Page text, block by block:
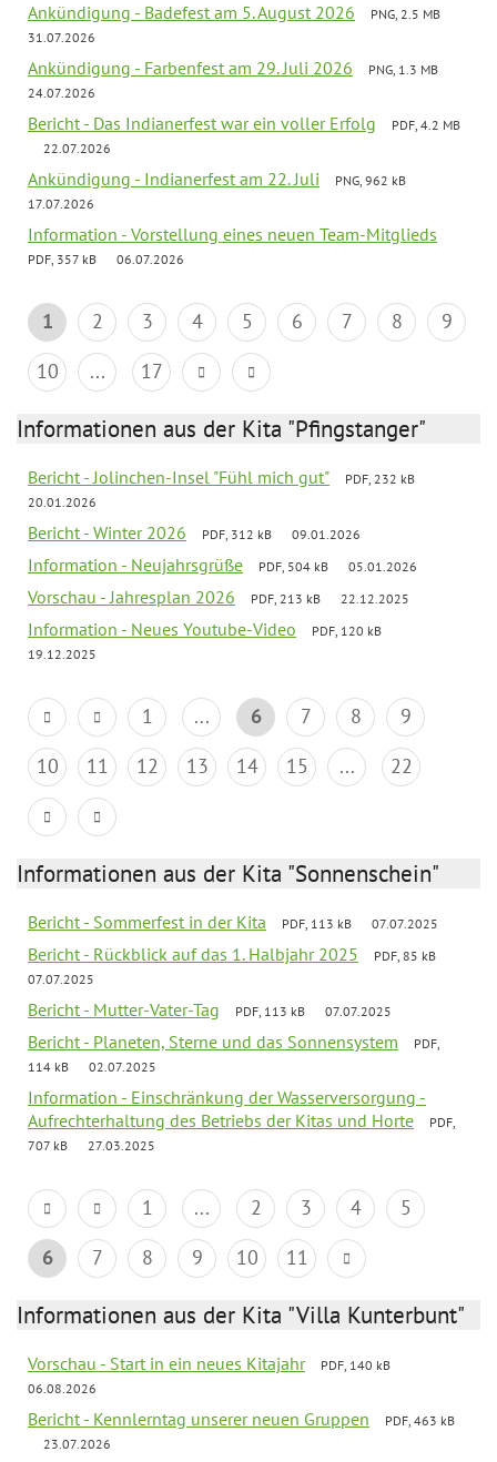
Ankündigung - Badefest am 5. August 2026
PNG, 2.5 MB
31.07.2026
Ankündigung - Farbenfest am 29. Juli 2026
PNG, 1.3 MB
24.07.2026
Bericht - Das Indianerfest war ein voller Erfolg
PDF, 4.2 MB
22.07.2026
Ankündigung - Indianerfest am 22. Juli
PNG, 962 kB
17.07.2026
Information - Vorstellung eines neuen Team-Mitglieds
PDF, 357 kB 06.07.2026
1 2 3 4 5 6 7 8
9
10
... 17
Informationen aus der Kita "Pfingstanger"
Bericht - Jolinchen-Insel "Fühl mich gut"
PDF, 232 kB
20.01.2026
Bericht - Winter 2026 PDF, 312 kB 09.01.2026
Information - Neujahrsgrüße PDF, 504 kB 05.01.2026
Vorschau - Jahresplan 2026 PDF, 213 kB 22.12.2025
Information - Neues Youtube-Video
PDF, 120 kB
19.12.2025
1 ... 6 7 8
9
10
11 12 13 14 15 ... 22
Informationen aus der Kita "Sonnenschein"
Bericht - Sommerfest in der Kita PDF, 113 kB 07.07.2025
Bericht - Rückblick auf das 1. Halbjahr 2025
PDF, 85 kB
07.07.2025
Bericht - Mutter-Vater-Tag PDF, 113 kB 07.07.2025
Bericht - Planeten, Sterne und das Sonnensystem
PDF,
114 kB
02.07.2025
Information - Einschränkung der Wasserversorgung -
Aufrechterhaltung des Betriebs der Kitas und Horte
PDF,
707 kB
27.03.2025
1 ... 2 3 4
5
6
7 8 9 10 11
Informationen aus der Kita "Villa Kunterbunt"
Vorschau - Start in ein neues Kitajahr
PDF, 140 kB
06.08.2026
Bericht - Kennlerntag unserer neuen Gruppen
PDF, 463 kB
23.07.2026